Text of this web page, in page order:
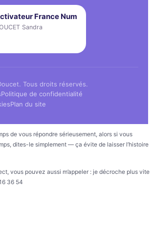
France Num
Sandra
Tous droits réservés.
Politique de confidentialité
Plan du site
de vous répondre sérieusement, alors si vous
dites-le simplement — ça évite de laisser l’histoire
vous pouvez aussi m’appeler : je décroche plus vite
36 54